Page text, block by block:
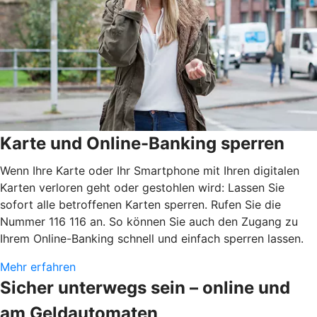
Karte und Online-Banking sperren
Wenn Ihre Karte oder Ihr Smartphone mit Ihren digitalen
Karten verloren geht oder gestohlen wird: Lassen Sie
sofort alle betroffenen Karten sperren. Rufen Sie die
Nummer 116 116 an. So können Sie auch den Zugang zu
Ihrem Online-Banking schnell und einfach sperren lassen.
Mehr erfahren
Sicher unterwegs sein – online und